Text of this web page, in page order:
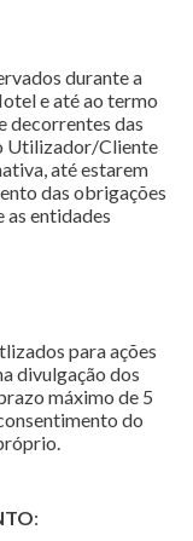
durante a
e até ao termo
decorrentes das
Utilizador/Cliente
até estarem
das obrigações
as entidades
para ações
divulgação dos
máximo de 5
do
: